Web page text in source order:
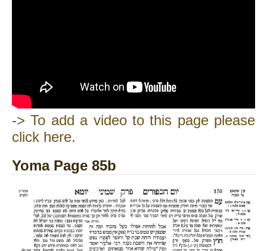
-> To add a video to this page please
click here.
Yoma Page 85b